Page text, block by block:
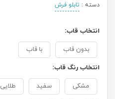
دسته : تابلو فرش
انتخاب قاب:
بدون قاب با قاب
انتخاب رنگ قاب:
مشکی سفید طلایی